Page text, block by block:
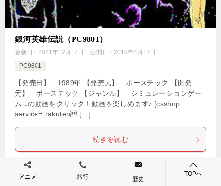
銀河英雄伝説（PC9801）
更新日： 2021年12月17日 公開日： 2019年4月13日
PC9801
【発売日】 1989年 【発売元】 ボーステック 【開発
元】 ボーステック 【ジャンル】 シミュレーションゲー
ム ↓の動画をクリック！動画を楽しめます♪ [csshop
service=”rakuten […]
続きを読む
アニメ 旅行 歴史
TOPへ